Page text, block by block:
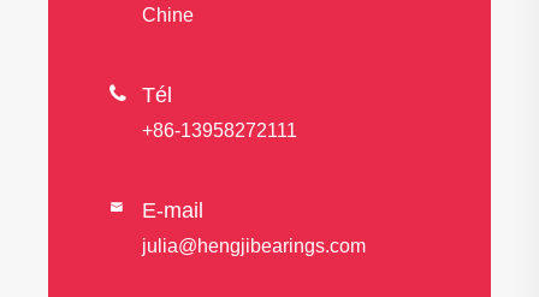
Chine
 Tél
+86-13958272111
 E-mail
julia@hengjibearings.com